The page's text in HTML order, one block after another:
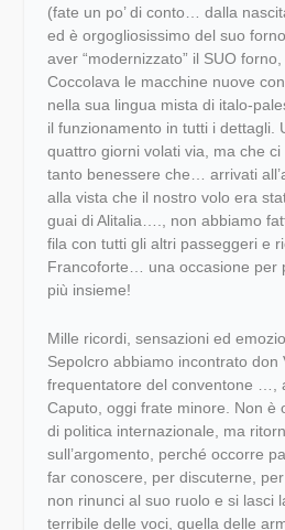
(fate un po’ di conto… dalla
ed è orgogliosissimo del suo
aver “modernizzato” il SUO
Coccolava le macchine nuove
nella sua lingua mista di italo-
il funzionamento in tutti i dettagli.
quattro giorni volati via, ma che
tanto benessere che… arrivati
alla vista che il nostro volo era
guai di Alitalia…., non abbiamo
fila con tutti gli altri passeggeri e
Francoforte… una occasione per
più insieme!
Mille ricordi, sensazioni ed
Sepolcro abbiamo incontrato don
frequentatore del conventone …,
Caputo, oggi frate minore. Non è
di politica internazionale, ma
sull’argomento, perché occorre
far conoscere, per discuterne,
non rinunci al suo ruolo e si lasci
terribile delle voci, quella delle